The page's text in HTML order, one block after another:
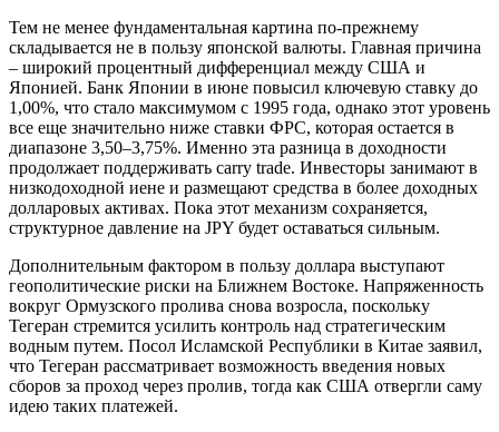
Тем не менее фундаментальная картина по-прежнему
складывается не в пользу японской валюты. Главная причина
– широкий процентный дифференциал между США и
Японией. Банк Японии в июне повысил ключевую ставку до
1,00%, что стало максимумом с 1995 года, однако этот уровень
все еще значительно ниже ставки ФРС, которая остается в
диапазоне 3,50–3,75%. Именно эта разница в доходности
продолжает поддерживать carry trade. Инвесторы занимают в
низкодоходной иене и размещают средства в более доходных
долларовых активах. Пока этот механизм сохраняется,
структурное давление на JPY будет оставаться сильным.
Дополнительным фактором в пользу доллара выступают
геополитические риски на Ближнем Востоке. Напряженность
вокруг Ормузского пролива снова возросла, поскольку
Тегеран стремится усилить контроль над стратегическим
водным путем. Посол Исламской Республики в Китае заявил,
что Тегеран рассматривает возможность введения новых
сборов за проход через пролив, тогда как США отвергли саму
идею таких платежей.